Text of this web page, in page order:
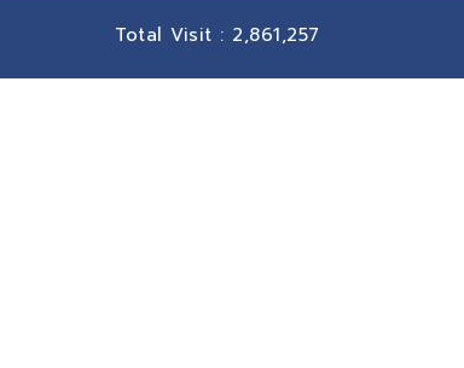
Total Visit : 2,861,257